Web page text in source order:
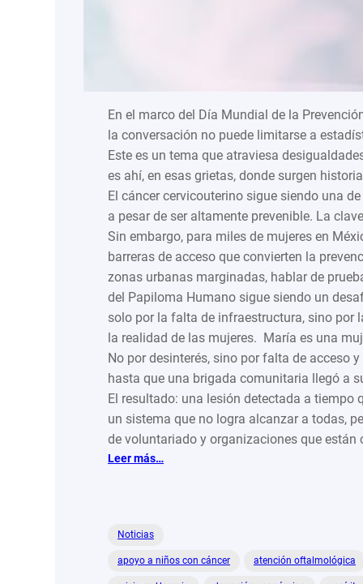
En el marco del Día Mundial de la
la conversación no puede limitarse a
Este es un tema que atraviesa
es ahí, en esas grietas, donde surgen
El cáncer cervicouterino sigue siendo una
a pesar de ser altamente prevenible. La
Sin embargo, para miles de mujeres en
barreras de acceso que convierten la
zonas urbanas marginadas, hablar de
del Papiloma Humano sigue siendo un
solo por la falta de infraestructura, sino por
la realidad de las mujeres. María es una
No por desinterés, sino por falta de acceso
hasta que una brigada comunitaria llegó a
El resultado: una lesión detectada a tiempo
un sistema que no logra alcanzar a todas,
de voluntariado y organizaciones que
Leer más…
la
Noticias
apoyo a niños con cáncer atención oftalmológica